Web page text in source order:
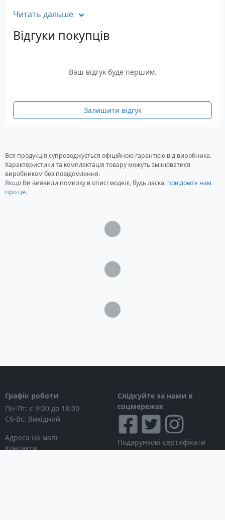
Читать дальше
Відгуки покупців
Ваш відгук буде першим.
Залишити відгук
Вся продукція супроводжується офіційною гарантією від виробника.
Характеристики та комплектація товару можуть змінюватися
виробником без повідомлення.
Якщо Ви виявили помилку в описі моделі, будь ласка, повідомте нам
про це.
Загрузка...
Загрузка...
Загрузка...
Графік роботи
Пн-Пт: с 9:00 до 18:00
Сб-Вс: Вихідний
Адреса на мапі
Контакти
Слідкуйте за нами в
соцмережах
Подарункові сертифікати
Дисконтні картки